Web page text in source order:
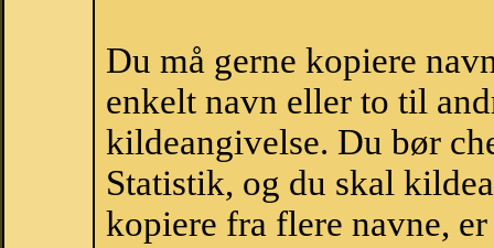
Du må gerne kopiere
enkelt navn eller to til
kildeangivelse. Du bør
Statistik, og du skal
kopiere fra flere navne,